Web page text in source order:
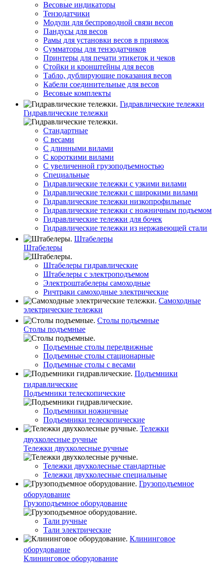
Весовые индикаторы
Тензодатчики
Модули для беспроводной связи весов
Пандусы для весов
Рамы для установки весов в приямок
Сумматоры для тензодатчиков
Принтеры для печати этикеток и чеков
Стойки и кронштейны для весов
Табло, дублирующие показания весов
Кабели соединительные для весов
Весовые комплекты
Гидравлические тележки
Гидравлические тележки
Стандартные
С весами
С длинными вилами
С короткими вилами
С увеличенной грузоподъемностью
Специальные
Гидравлические тележки с узкими вилами
Гидравлические тележки с широкими вилами
Гидравлические тележки низкопрофильные
Гидравлические тележки с ножничным подъемом
Гидравлические тележки для бочек
Гидравлические тележки из нержавеющей стали
Штабелеры
Штабелеры
Штабелеры гидравлические
Штабелеры с электроподъемом
Электроштабелеры самоходные
Ричтраки самоходные электрические
Самоходные
электрические тележки
Столы подъемные
Столы подъемные
Подъемные столы передвижные
Подъемные столы стационарные
Подъемные столы с весами
Подъемники
гидравлические
Подъемники телескопические
Подъемники ножничные
Подъемники телескопические
Тележки
двухколесные ручные
Тележки двухколесные ручные
Тележки двухколесные стандартные
Тележки двухколесные специальные
Грузоподъемное
оборудование
Грузоподъемное оборудование
Тали ручные
Тали электрические
Клининговое
оборудование
Клининговое оборудование